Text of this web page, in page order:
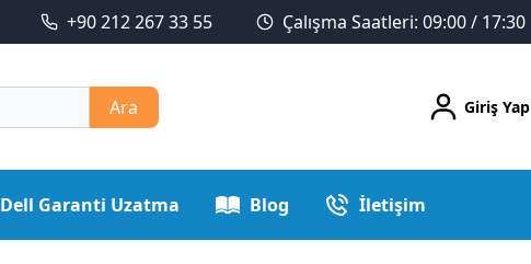
+90 212 267 33 55 Çalışma Saatleri: 09:00 / 17:30
Ara Giriş Yap
Dell Garanti Uzatma Blog İletişim